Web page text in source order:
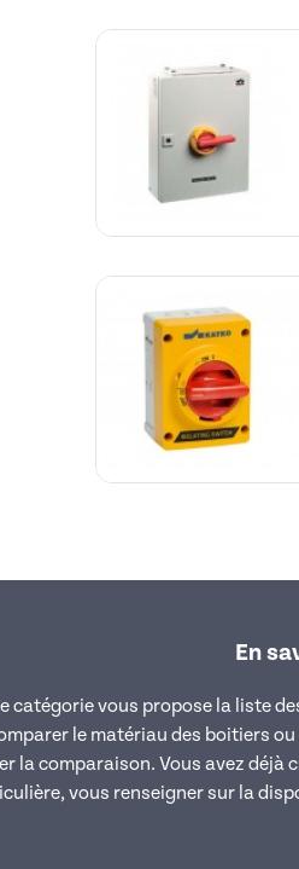
En
catégorie vous propose la liste
le matériau des boitiers
la comparaison. Vous avez
vous renseigner sur la